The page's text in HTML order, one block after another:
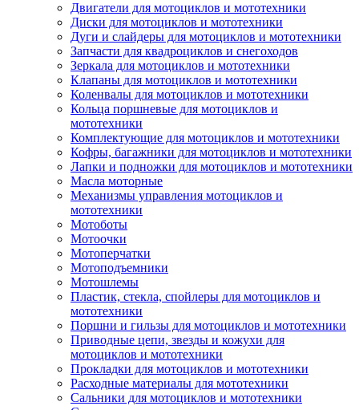
Двигатели для мотоциклов и мототехники
Диски для мотоциклов и мототехники
Дуги и слайдеры для мотоциклов и мототехники
Запчасти для квадроциклов и снегоходов
Зеркала для мотоциклов и мототехники
Клапаны для мотоциклов и мототехники
Коленвалы для мотоциклов и мототехники
Кольца поршневые для мотоциклов и
мототехники
Комплектующие для мотоциклов и мототехники
Кофры, багажники для мотоциклов и мототехники
Лапки и подножки для мотоциклов и мототехники
Масла моторные
Механизмы управления мотоциклов и
мототехники
Мотоботы
Мотоочки
Мотоперчатки
Мотоподъемники
Мотошлемы
Пластик, стекла, спойлеры для мотоциклов и
мототехники
Поршни и гильзы для мотоциклов и мототехники
Приводные цепи, звезды и кожухи для
мотоциклов и мототехники
Прокладки для мотоциклов и мототехники
Расходные материалы для мототехники
Сальники для мотоциклов и мототехники